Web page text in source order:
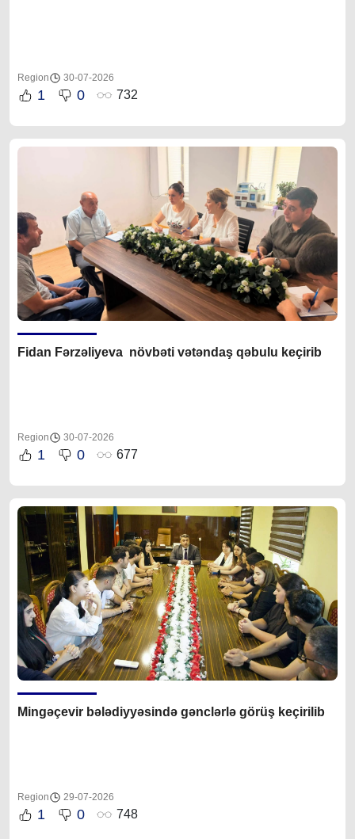
Region 30-07-2026
1 0 732
Fidan Fərzəliyeva növbəti vətəndaş qəbulu keçirib
Region 30-07-2026
1 0 677
Mingəçevir bələdiyyəsində gənclərlə görüş keçirilib
Region 29-07-2026
1 0 748